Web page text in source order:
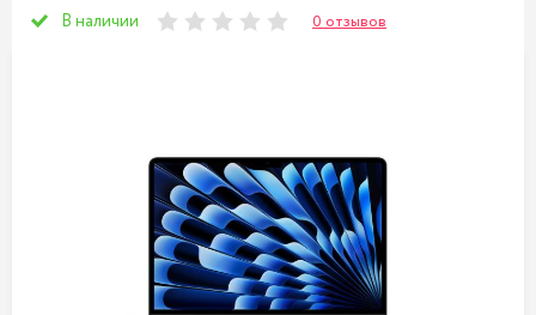
В наличии 0 отзывов